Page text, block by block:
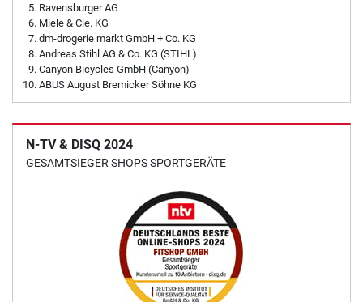
Ravensburger AG
Miele & Cie. KG
dm-drogerie markt GmbH + Co. KG
Andreas Stihl AG & Co. KG (STIHL)
Canyon Bicycles GmbH (Canyon)
ABUS August Bremicker Söhne KG
N-TV & DISQ 2024
GESAMTSIEGER SHOPS SPORTGERÄTE